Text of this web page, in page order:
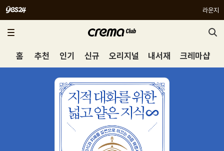
라운지
홈 추천 인기 신규 오리지널 내서재 크레마샵